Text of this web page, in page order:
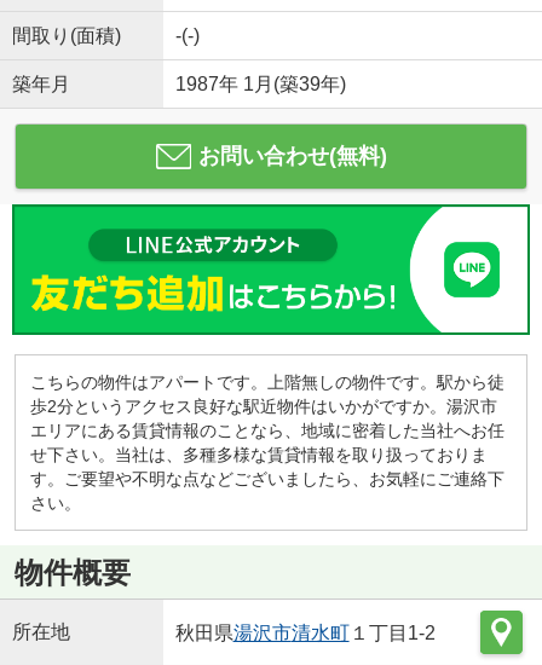
間取り(面積) -(-)
築年月 1987年 1月(築39年)
お問い合わせ(無料)
こちらの物件はアパートです。上階無しの物件です。駅から徒
歩2分というアクセス良好な駅近物件はいかがですか。湯沢市
エリアにある賃貸情報のことなら、地域に密着した当社へお任
せ下さい。当社は、多種多様な賃貸情報を取り扱っておりま
す。ご要望や不明な点などございましたら、お気軽にご連絡下
さい。
物件概要
所在地 秋田県湯沢市清水町１丁目1-2